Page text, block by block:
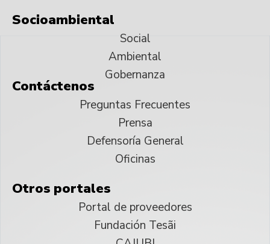
Socioambiental
Social
Ambiental
Gobernanza
Contáctenos
Preguntas Frecuentes
Prensa
Defensoría General
Oficinas
Otros portales
Portal de proveedores
Fundación Tesãi